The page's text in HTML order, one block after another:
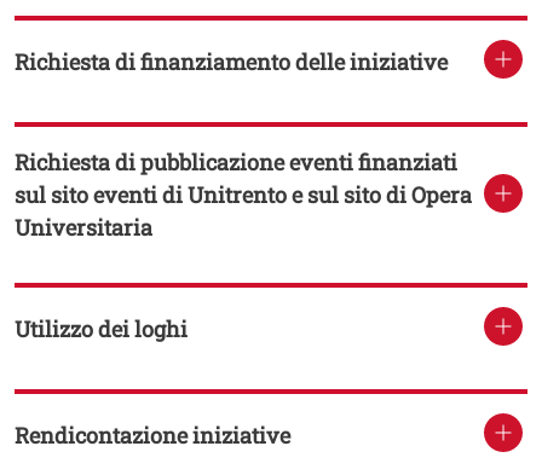
Richiesta di finanziamento delle iniziative
Richiesta di pubblicazione eventi finanziati
sul sito eventi di Unitrento e sul sito di Opera
Universitaria
Utilizzo dei loghi
Rendicontazione iniziative